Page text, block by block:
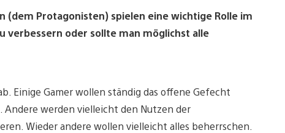
(dem Protagonisten) spielen eine wichtige Rolle im
verbessern oder sollte man möglichst alle
Einige Gamer wollen ständig das offene Gefecht
Andere werden vielleicht den Nutzen der
Wieder andere wollen vielleicht alles beherrschen.